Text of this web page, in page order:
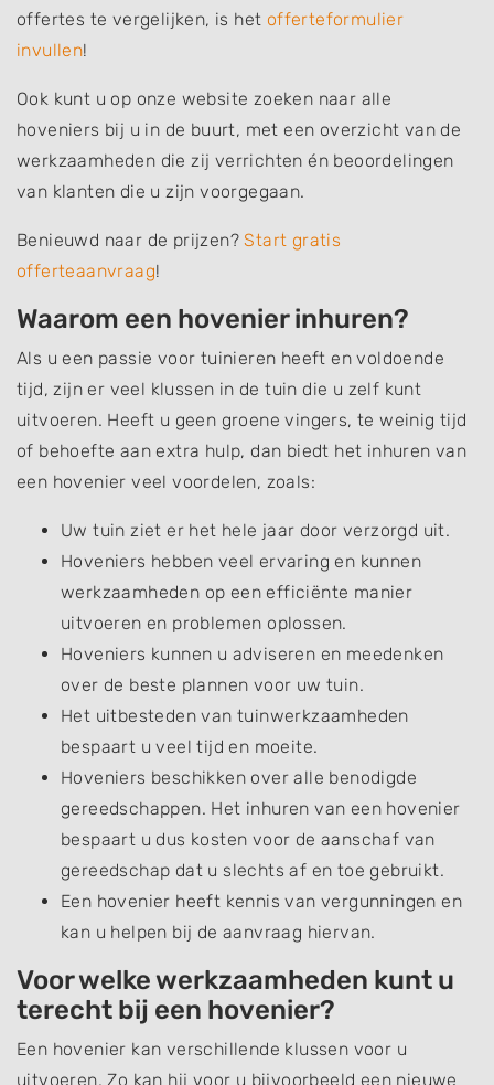
offertes te vergelijken, is het offerteformulier
invullen!
Ook kunt u op onze website zoeken naar alle
hoveniers bij u in de buurt, met een overzicht van de
werkzaamheden die zij verrichten én beoordelingen
van klanten die u zijn voorgegaan.
Benieuwd naar de prijzen?Start gratis
offerteaanvraag!
Waarom een hovenier inhuren?
Als u een passie voor tuinieren heeft en voldoende
tijd, zijn er veel klussen in de tuin die u zelf kunt
uitvoeren. Heeft u geen groene vingers, te weinig tijd
of behoefte aan extra hulp, dan biedt het inhuren van
een hovenier veel voordelen, zoals:
Uw tuin ziet er het hele jaar door verzorgd uit.
Hoveniers hebben veel ervaring en kunnen
werkzaamheden op een efficiënte manier
uitvoeren en problemen oplossen.
Hoveniers kunnen u adviseren en meedenken
over de beste plannen voor uw tuin.
Het uitbesteden van tuinwerkzaamheden
bespaart u veel tijd en moeite.
Hoveniers beschikken over alle benodigde
gereedschappen. Het inhuren van een hovenier
bespaart u dus kosten voor de aanschaf van
gereedschap dat u slechts af en toe gebruikt.
Een hovenier heeft kennis van vergunningen en
kan u helpen bij de aanvraag hiervan.
Voor welke werkzaamheden kunt u
terecht bij een hovenier?
Een hovenier kan verschillende klussen voor u
uitvoeren. Zo kan hij voor u bijvoorbeeld een nieuwe